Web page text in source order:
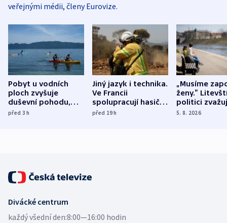
veřejnými médii, členy Eurovize.
Pobyt u vodních
ploch zvyšuje
duševní pohodu,
ukázala
před 3h
Jiný jazyk i technika.
Ve Francii
spolupracují hasiči z
různých zemí
před 19h
„Musíme
ženy.“
politici
dohodu o
5. 8. 2026
Divácké centrum
každý všední den:8:00—16:00 hodin